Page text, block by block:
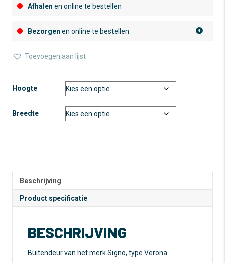
Afhalen en online te bestellen
Bezorgen en online te bestellen
Toevoegen aan lijst
Hoogte
Breedte
r
a
Beschrijving
Product specificatie
BESCHRIJVING
Buitendeur van het merk Signo, type Verona